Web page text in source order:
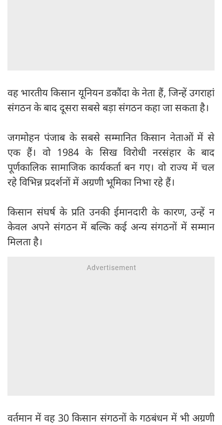
वह भारतीय किसान यूनियन डकौंदा के नेता हैं, जिन्हें उगराहां
संगठन के बाद दूसरा सबसे बड़ा संगठन कहा जा सकता है।
जगमोहन पंजाब के सबसे सम्मानित किसान नेताओं में से
एक हैं। वो 1984 के सिख विरोधी नरसंहार के बाद
पूर्णकालिक सामाजिक कार्यकर्ता बन गए। वो राज्य में चल
रहे विभिन्न प्रदर्शनों में अग्रणी भूमिका निभा रहे हैं।
किसान संघर्ष के प्रति उनकी ईमानदारी के कारण, उन्हें न
केवल अपने संगठन में बल्कि कई अन्य संगठनों में सम्मान
मिलता है।
वर्तमान में वह 30 किसान संगठनों के गठबंधन में भी अग्रणी